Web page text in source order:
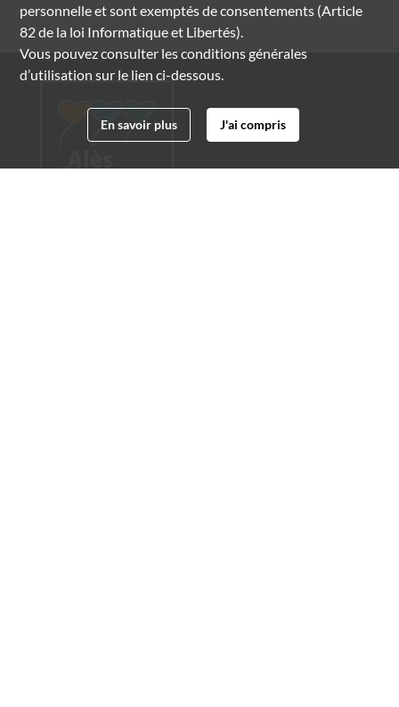
personnelle et sont exemptés de consentements (Article
82 de la loi Informatique et Libertés).
Vous pouvez consulter les conditions générales
d’utilisation sur le lien ci-dessous.
En savoir plus J'ai compris